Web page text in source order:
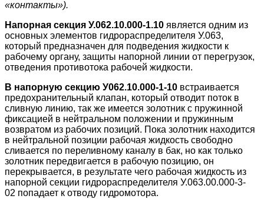
«контакты»).
Напорная секция У.062.10.000-1.10 является одним из
основных элементов гидрораспределителя У.063,
который предназначен для подведения жидкости к
рабочему органу, защиты напорной линии от перегрузок,
отведения противотока рабочей жидкости.
В напорную секцию У062.10.000-1-10 встраивается
предохранительный клапан, который отводит поток в
сливную линию, так же имеется золотник с пружинной
фиксацией в нейтральном положении и пружинным
возвратом из рабочих позиций. Пока золотник находится
в нейтральной позиции рабочая жидкость свободно
сливается по переливному каналу в бак, но как только
золотник передвигается в рабочую позицию, он
перекрывается, в результате чего рабочая жидкость из
напорной секции гидрораспределителя У.063.00.000-3-
02 попадает к отводу гидромотора.